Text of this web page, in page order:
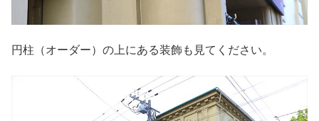
円柱（オーダー）の上にある装飾も見てください。